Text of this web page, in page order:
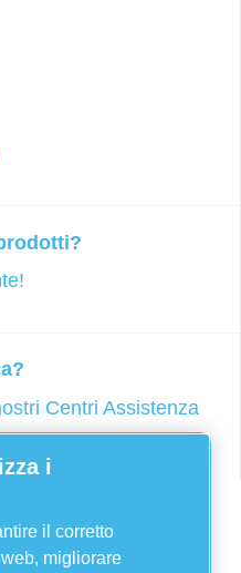
Centri Assistenza
i
il corretto
migliorare